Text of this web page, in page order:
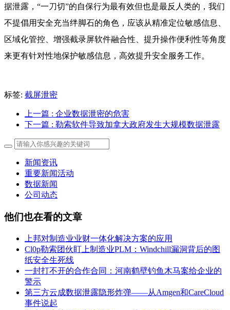
据泄露，“一刀切”的自保行为最有效但也是最反人类的，我们
不提倡用安全充当绊脚石的角色，应该从精准定位敏感信息、
区域化管控、增强截录屏软件融合性、提升操作便利性等角度
来更有针对性地保护敏感信息，高效提升安全服务工作。
标签: 截屏泄密
上一篇 : 企业数据泄密的危害
下一篇 : 勒索软件导致加拿大政府发生大规模数据泄露
新闻资讯
重要新闻活动
数据新闻
公司动态
他们也在看的文章
上邦对制造业业财一体化解决方案的应用
Cl0p勒索团伙盯上制造业PLM：Windchill漏洞背后的图
纸安全生死线
一封打不开的合作合同：河南鹤壁钓鱼木马案给企业的
警示
第三方云成数据泄露隐形炸弹——从Amgen和CareCloud
事件说起